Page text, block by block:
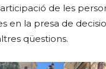
de les
en la presa de
qüestions.